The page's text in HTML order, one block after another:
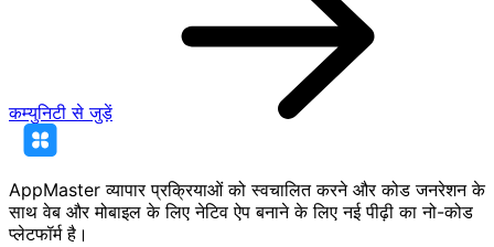
कम्युनिटी से जुड़ें
AppMaster व्यापार प्रक्रियाओं को स्वचालित करने और कोड जनरेशन के
साथ वेब और मोबाइल के लिए नेटिव ऐप बनाने के लिए नई पीढ़ी का नो-कोड
प्लेटफॉर्म है।